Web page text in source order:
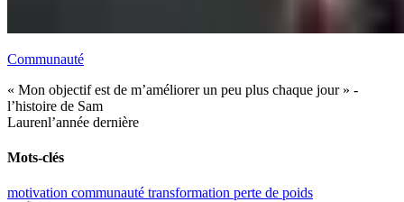
Communauté
« Mon objectif est de m’améliorer un peu plus chaque jour » -
l’histoire de Sam
Laurenl’année dernière
Mots-clés
motivation communauté transformation perte de poids